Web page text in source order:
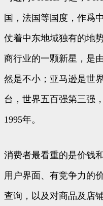
国，法国等国度，作爲
仗着中东地域独有的地
商行业的一颗新星，是
然是不小；亚马逊是世
台，世界五百强第三强
1995年。
消费者最看重的是价钱
用户界面、有竞争力的
查询，以及对商品及店